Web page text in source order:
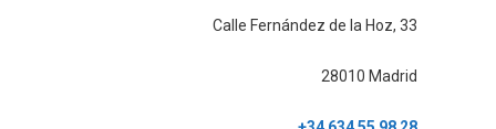
Calle Fernández de la Hoz, 33
28010 Madrid